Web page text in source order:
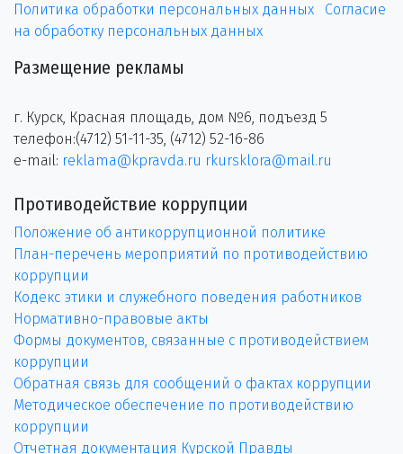
Политика обработки персональных данных
Согласие
на обработку персональных данных
Размещение рекламы
г. Курск, Красная площадь, дом №6, подъезд 5
телефон:(4712) 51-11-35, (4712) 52-16-86
e-mail: reklama@kpravda.ru rkursklora@mail.ru
Противодействие коррупции
Положение об антикоррупционной политике
План-перечень мероприятий по противодействию
коррупции
Кодекс этики и служебного поведения работников
Нормативно-правовые акты
Формы документов, связанные с противодействием
коррупции
Обратная связь для сообщений о фактах коррупции
Методическое обеспечение по противодействию
коррупции
Отчетная документация Курской Правды